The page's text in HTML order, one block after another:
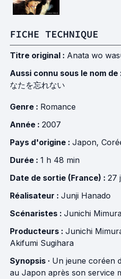
FICHE TECHNIQUE
Titre original : Anata wo
Aussi connu sous le nom de
なたを忘れない
Genre : Romance
Année : 2007
Pays d'origine : Japon,
Durée : 1 h 48 min
Date de sortie (France) : 27
Réalisateur : Junji Hanado
Scénaristes : Junichi
Producteurs : Junichi
Akifumi Sugihara
Synopsis · Un jeune coréen
au Japon après son service